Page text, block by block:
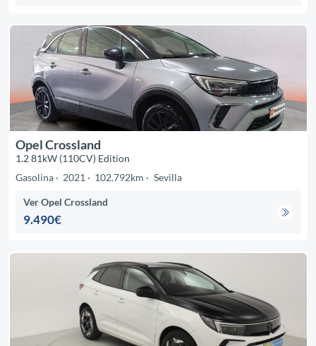
Opel Crossland
1.2 81kW (110CV) Edition
Gasolina
2021 102.792km Sevilla
Ver Opel Crossland
9.490€